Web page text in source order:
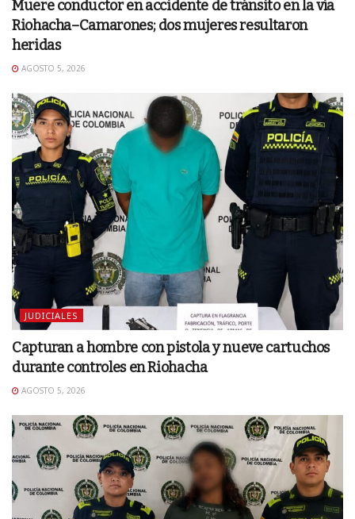
Muere conductor en accidente de tránsito en la vía
Riohacha–Camarones; dos mujeres resultaron
heridas
AGOSTO 5, 2026
JUDICIALES
Capturan a hombre con pistola y nueve cartuchos
durante controles en Riohacha
AGOSTO 5, 2026